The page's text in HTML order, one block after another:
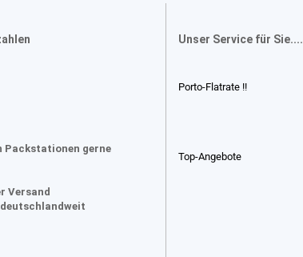
Packstationen gerne
Versand
deutschlandweit
Unser Service für Sie....
Porto-Flatrate !!
Top-Angebote